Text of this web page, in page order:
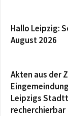
Hallo Leipzig:
August 2026
Akten aus der
Leipzigs
recherchierbar